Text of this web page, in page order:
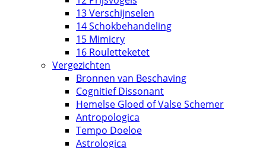
13 Verschijnselen
14 Schokbehandeling
15 Mimicry
16 Rouletteketet
Vergezichten
Bronnen van Beschaving
Cognitief Dissonant
Hemelse Gloed of Valse Schemer
Antropologica
Tempo Doeloe
Astrologica